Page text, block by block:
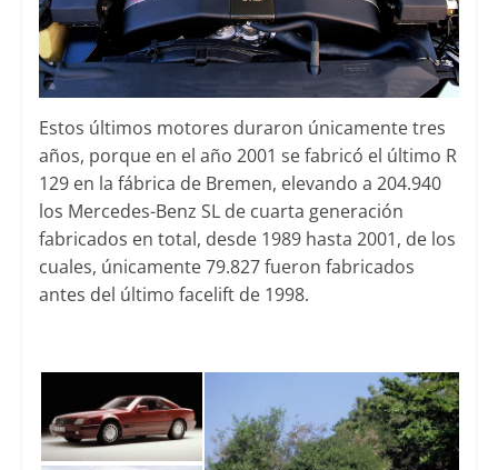
Estos últimos motores duraron únicamente tres
años, porque en el año 2001 se fabricó el último R
129 en la fábrica de Bremen, elevando a 204.940
los Mercedes-Benz SL de cuarta generación
fabricados en total, desde 1989 hasta 2001, de los
cuales, únicamente 79.827 fueron fabricados
antes del último facelift de 1998.